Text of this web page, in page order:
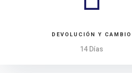
DEVOLUCIÓN Y CAMBIO
14 Días